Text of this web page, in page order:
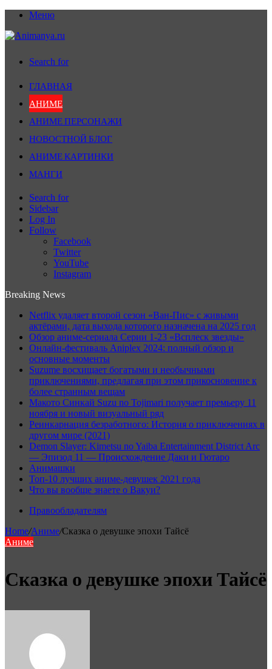
Меню
Search for
ГЛАВНАЯ
АНИМЕ
АНИМЕ ПЕРСОНАЖИ
НОВОСТНОЙ БЛОГ
АНИМЕ КАРТИНКИ
МАНГИ
Search for
Sidebar
Log In
Follow
Facebook
Twitter
YouTube
Instagram
Breaking News
Netflix удаляет второй сезон «Ван-Пис» с живыми
актёрами, дата выхода которого назначена на 2025 год
Обзор аниме-сериала Серии 1-23 «Всплеск звезды»
Онлайн-фестиваль Aniplex 2024: полный обзор и
основные моменты
Suzume восхищает богатыми и необычными
приключениями, предлагая при этом прикосновение к
более странным вещам
Макото Синкай Suzu no Tojimari получает премьеру 11
ноября и новый визуальный ряд
Реинкарнация безработного: История о приключениях в
другом мире (2021)
Demon Slayer: Kimetsu no Yaiba Entertainment District Arc
— Эпизод 11 — Происхождение Даки и Гютаро
Анимашки
Топ-10 лучших аниме-девушек 2021 года
Что вы вообще знаете о Вакуи?
Правообладателям
Home/Аниме/Сказка о девушке эпохи Тайсё
Аниме
Сказка о девушке эпохи Тайсё